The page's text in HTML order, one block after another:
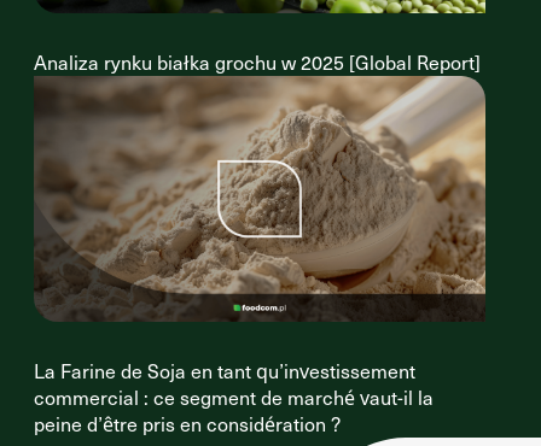
Analiza rynku białka grochu w 2025 [Global Report]
La Farine de Soja en tant qu’investissement
commercial : ce segment de marché vaut-il la
peine d’être pris en considération ?